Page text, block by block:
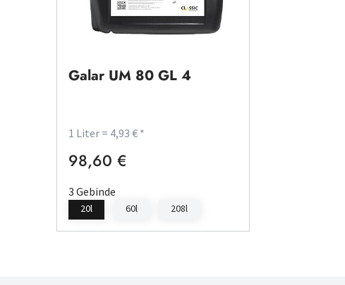
Galar UM 80 GL 4
1 Liter = 4,93 € *
Regulärer Preis:
98,60 €
3 Gebinde
20l 60l 208l